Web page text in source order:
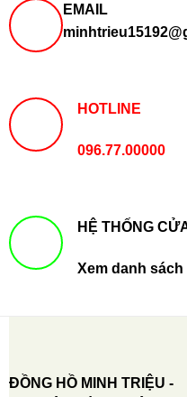
EMAIL
HOTLINE
096.77.00000
HỆ THỐNG
Xem danh sách
ĐỒNG HỒ MINH TRIỆU -